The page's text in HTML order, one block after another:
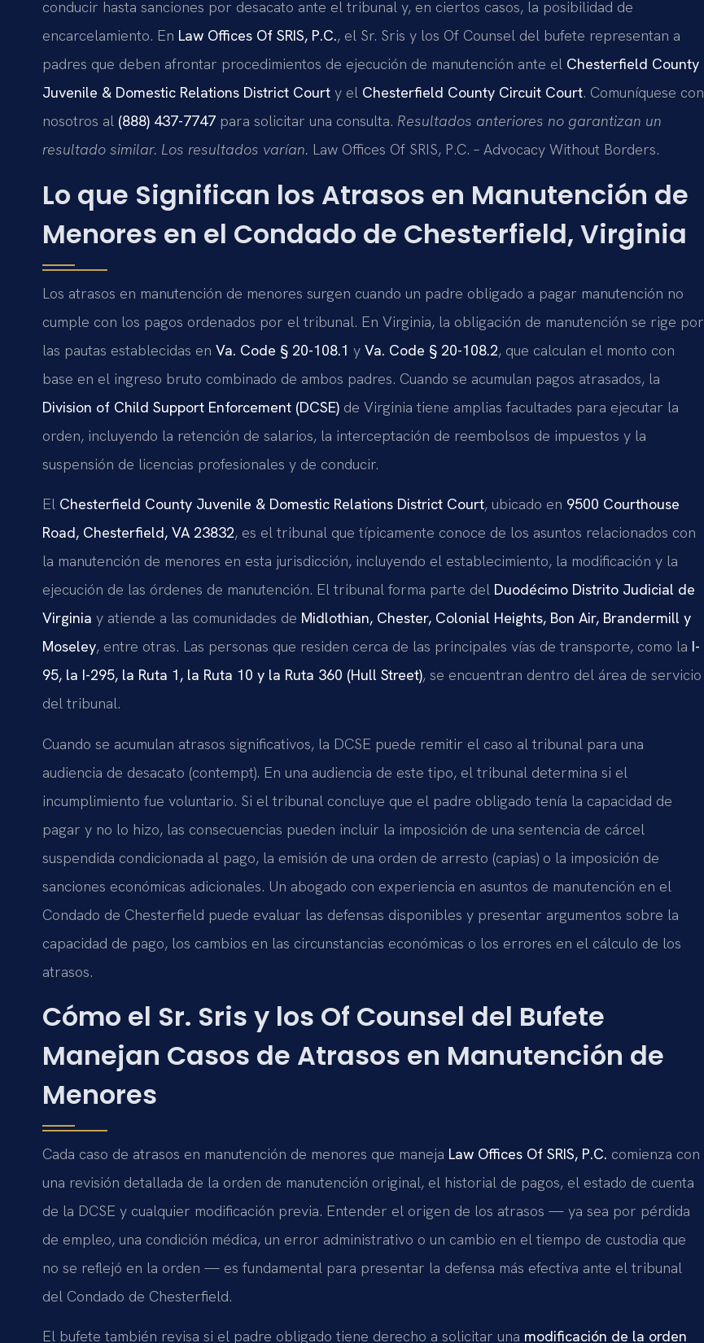
conducir hasta sanciones por desacato ante el tribunal y, en ciertos casos, la posibilidad de
encarcelamiento. En Law Offices Of SRIS, P.C., el Sr. Sris y los Of Counsel del bufete representan a
padres que deben afrontar procedimientos de ejecución de manutención ante el Chesterfield County
Juvenile & Domestic Relations District Court y el Chesterfield County Circuit Court. Comuníquese con
nosotros al (888) 437-7747 para solicitar una consulta. Resultados anteriores no garantizan un
resultado similar. Los resultados varían. Law Offices Of SRIS, P.C. – Advocacy Without Borders.
Lo que Significan los Atrasos en Manutención de
Menores en el Condado de Chesterfield, Virginia
Los atrasos en manutención de menores surgen cuando un padre obligado a pagar manutención no
cumple con los pagos ordenados por el tribunal. En Virginia, la obligación de manutención se rige por
las pautas establecidas en Va. Code § 20-108.1 y Va. Code § 20-108.2, que calculan el monto con
base en el ingreso bruto combinado de ambos padres. Cuando se acumulan pagos atrasados, la
Division of Child Support Enforcement (DCSE) de Virginia tiene amplias facultades para ejecutar la
orden, incluyendo la retención de salarios, la interceptación de reembolsos de impuestos y la
suspensión de licencias profesionales y de conducir.
El Chesterfield County Juvenile & Domestic Relations District Court, ubicado en 9500 Courthouse
Road, Chesterfield, VA 23832, es el tribunal que típicamente conoce de los asuntos relacionados con
la manutención de menores en esta jurisdicción, incluyendo el establecimiento, la modificación y la
ejecución de las órdenes de manutención. El tribunal forma parte del Duodécimo Distrito Judicial de
Virginia y atiende a las comunidades de Midlothian, Chester, Colonial Heights, Bon Air, Brandermill y
Moseley, entre otras. Las personas que residen cerca de las principales vías de transporte, como la I-
95, la I-295, la Ruta 1, la Ruta 10 y la Ruta 360 (Hull Street), se encuentran dentro del área de servicio
del tribunal.
Cuando se acumulan atrasos significativos, la DCSE puede remitir el caso al tribunal para una
audiencia de desacato (contempt). En una audiencia de este tipo, el tribunal determina si el
incumplimiento fue voluntario. Si el tribunal concluye que el padre obligado tenía la capacidad de
pagar y no lo hizo, las consecuencias pueden incluir la imposición de una sentencia de cárcel
suspendida condicionada al pago, la emisión de una orden de arresto (capias) o la imposición de
sanciones económicas adicionales. Un abogado con experiencia en asuntos de manutención en el
Condado de Chesterfield puede evaluar las defensas disponibles y presentar argumentos sobre la
capacidad de pago, los cambios en las circunstancias económicas o los errores en el cálculo de los
atrasos.
Cómo el Sr. Sris y los Of Counsel del Bufete
Manejan Casos de Atrasos en Manutención de
Menores
Cada caso de atrasos en manutención de menores que maneja Law Offices Of SRIS, P.C. comienza con
una revisión detallada de la orden de manutención original, el historial de pagos, el estado de cuenta
de la DCSE y cualquier modificación previa. Entender el origen de los atrasos — ya sea por pérdida
de empleo, una condición médica, un error administrativo o un cambio en el tiempo de custodia que
no se reflejó en la orden — es fundamental para presentar la defensa más efectiva ante el tribunal
del Condado de Chesterfield.
El bufete también revisa si el padre obligado tiene derecho a solicitar una modificación de la orden